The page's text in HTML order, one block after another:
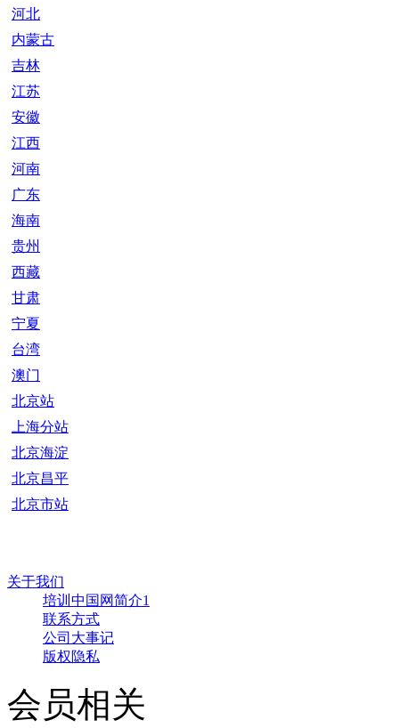
河北
内蒙古
吉林
江苏
安徽
江西
河南
广东
海南
贵州
西藏
甘肃
宁夏
台湾
澳门
北京站
上海分站
北京海淀
北京昌平
北京市站
关于我们
培训中国网简介1
联系方式
公司大事记
版权隐私
会员相关